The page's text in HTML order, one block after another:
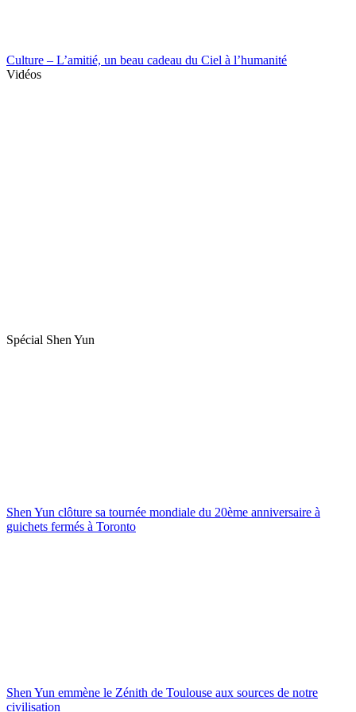
Culture – L’amitié, un beau cadeau du Ciel à l’humanité
Vidéos
Spécial Shen Yun
Shen Yun clôture sa tournée mondiale du 20ème anniversaire à
guichets fermés à Toronto
Shen Yun emmène le Zénith de Toulouse aux sources de notre
civilisation